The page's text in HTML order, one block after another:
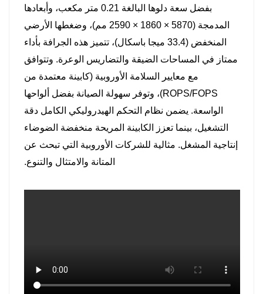
أبواب جانبية/غطاء ذات فتحات كبيرة لسهولة الوصول
إلى الفلاتر/خزانات الزيت؛ دورة صيانة الأجزاء
الأساسية ممتدة إلى 500 ساعة عمل، مما يقلل من
وقت التوقف عن العمل.
أداء قوي على الطرق الوعرة
مسارات مطاطية معززة مقاس 16 بوصة (مساحة
اتصال الأرض 2.8 متر مربع)؛ ضغط أرضي منخفض
35 كيلو باسكال يناسب التضاريس الناعمة/غير
بفضل سعة دلوها البالغة 0.21 متر مكعب، وأبعادها
المدمجة (5870 × 1860 × 2590 مم)، وضغطها الأرضي
المنخفض (33.4 ميجا باسكال)، تتميز هذه الجرافة بأداء
ممتاز في المساحات الضيقة والتضاريس الوعرة. وتتوافق
مع معايير السلامة الأوروبية (كابينة معتمدة من
ROPS/FOPS)، وتوفر سهولة الصيانة بفضل ألواحها
الواسعة. يضمن نظام التحكم الهيدروليكي الكامل دقة
التشغيل، بينما تعزز الكابينة المريحة منخفضة الضوضاء
إنتاجية المشغل. مثالية للشركات الأوروبية التي تبحث عن
المتانة والامتثال والتنوع.